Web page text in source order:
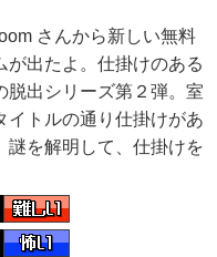
さんから新しい無料
が出たよ。仕掛けのある
脱出シリーズ第２弾。室
イトルの通り仕掛けがあ
謎を解明して、仕掛けを